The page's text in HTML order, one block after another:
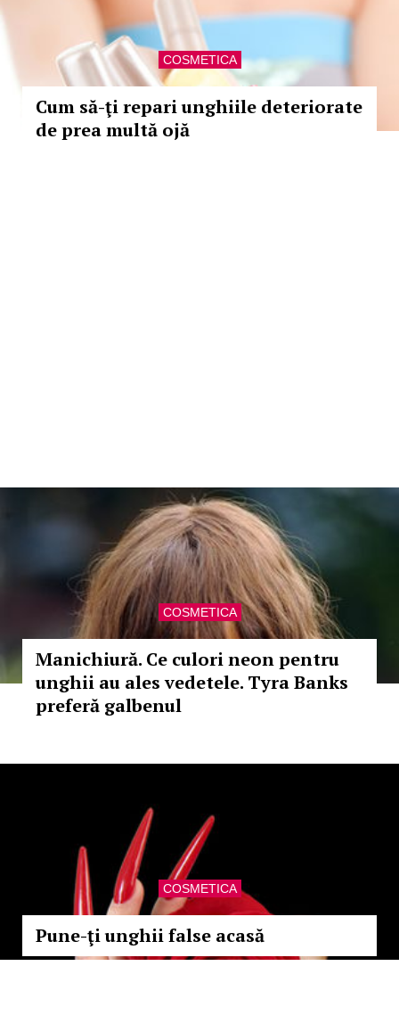
COSMETICA
Cum să-ţi repari unghiile deteriorate
de prea multă ojă
COSMETICA
Manichiură. Ce culori neon pentru
unghii au ales vedetele. Tyra Banks
preferă galbenul
COSMETICA
Pune-ţi unghii false acasă